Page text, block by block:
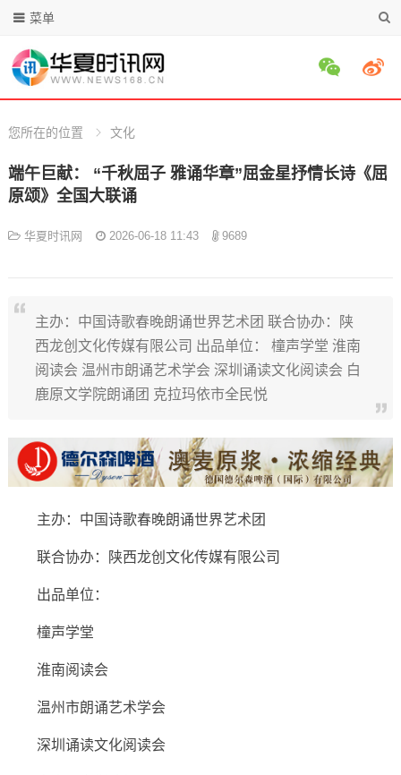
菜单
您所在的位置 文化
端午巨献： “千秋屈子 雅诵华章”屈金星抒情长诗《屈
原颂》全国大联诵
华夏时讯网 2026-06-18 11:43 9689
主办：中国诗歌春晚朗诵世界艺术团 联合协办：陕
西龙创文化传媒有限公司 出品单位： 橦声学堂 淮南
阅读会 温州市朗诵艺术学会 深圳诵读文化阅读会 白
鹿原文学院朗诵团 克拉玛依市全民悦
主办：中国诗歌春晚朗诵世界艺术团
联合协办：陕西龙创文化传媒有限公司
出品单位：
橦声学堂
淮南阅读会
温州市朗诵艺术学会
深圳诵读文化阅读会